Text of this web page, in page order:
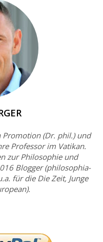
Promotion (Dr. phil.) und
Professor im Vatikan.
zur Philosophie und
Blogger (philosophia-
für die Die Zeit, Junge